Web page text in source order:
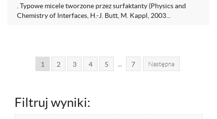
. Typowe micele tworzone przez surfaktanty (Physics and
Chemistry of Interfaces, H.-J. Butt, M. Kappl, 2003...
1 2 3 4 5 7 Następna
Filtruj wyniki: